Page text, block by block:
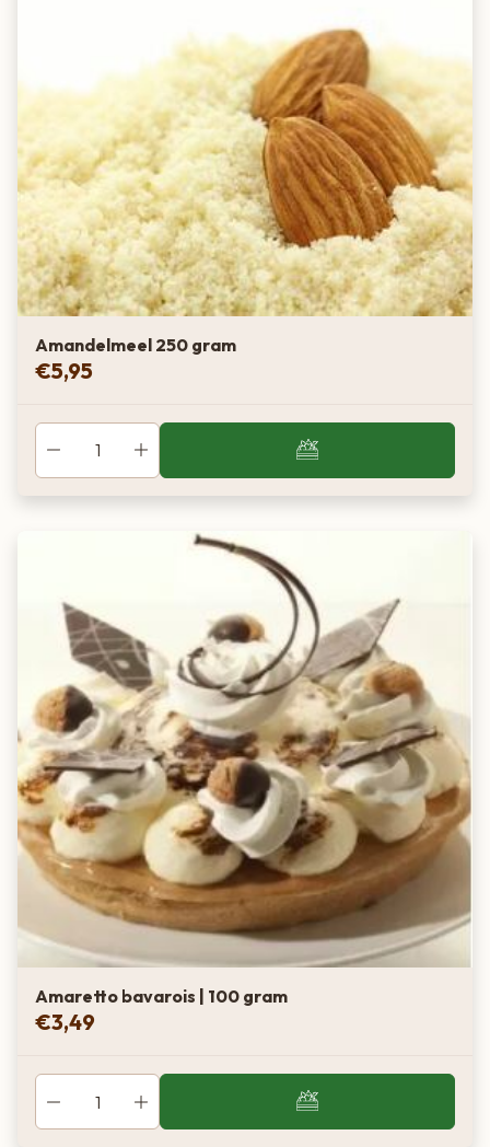
Amandelmeel 250 gram
€5,95
Amaretto bavarois | 100 gram
€3,49